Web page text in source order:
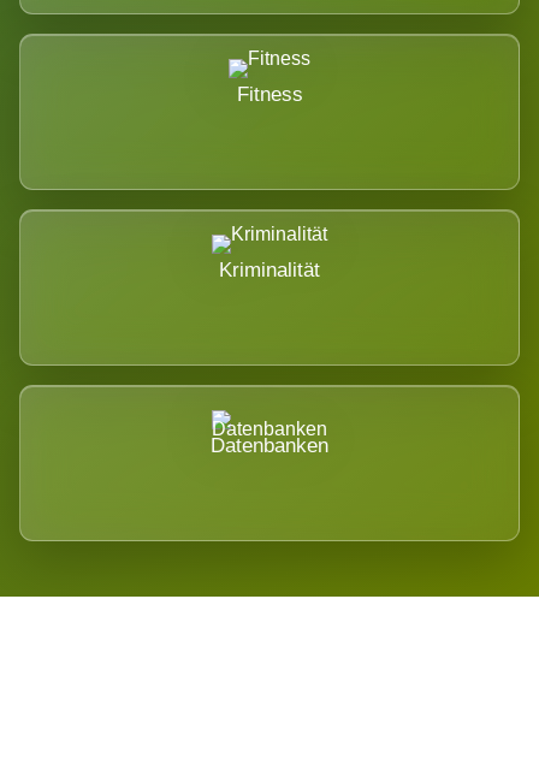
Fitness
Kriminalität
Datenbanken